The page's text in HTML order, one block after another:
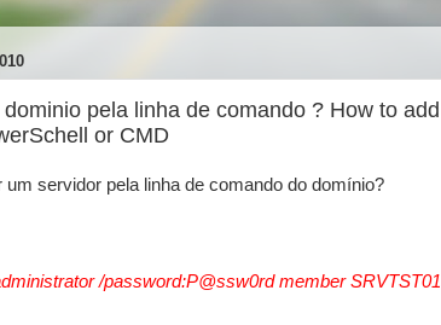
pela linha de comando ? How to add
or CMD
servidor pela linha de comando do domínio?
/password:P@ssw0rd member SRVTST01